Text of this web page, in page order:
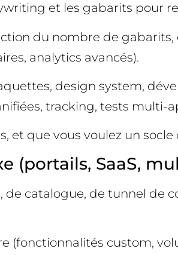
et les gabarits pour
du nombre de
analytics avancés).
design system,
tracking, tests multi-
et que vous voulez un socle
(portails, SaaS,
catalogue, de tunnel de
(fonctionnalités custom,